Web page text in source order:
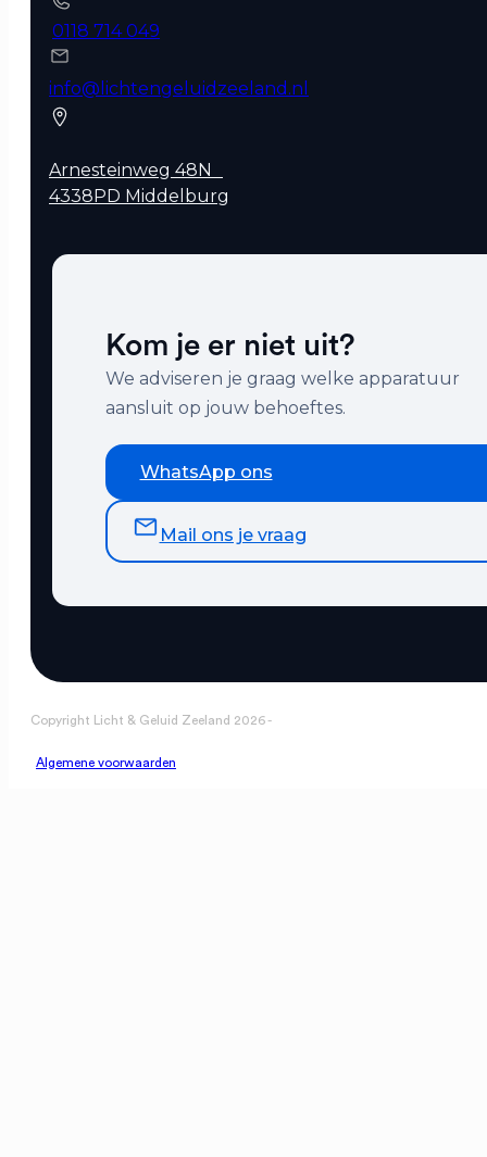
0118 714 049
info@lichtengeluidzeeland.nl
Arnesteinweg 48N
4338PD Middelburg
Kom je er niet uit?
We adviseren je graag welke apparatuur
aansluit op jouw behoeftes.
WhatsApp ons
Mail ons je vraag
Copyright Licht & Geluid Zeeland 2026 -
Algemene voorwaarden